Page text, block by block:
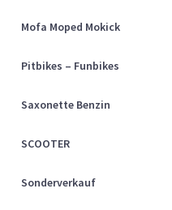
Mofa Moped Mokick
Pitbikes – Funbikes
Saxonette Benzin
SCOOTER
Sonderverkauf